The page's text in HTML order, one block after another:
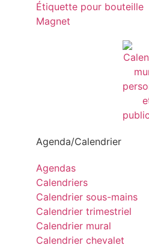
Étiquette pour bouteille
Magnet
Agenda/Calendrier
Agendas
Calendriers
Calendrier sous-mains
Calendrier trimestriel
Calendrier mural
Calendrier chevalet